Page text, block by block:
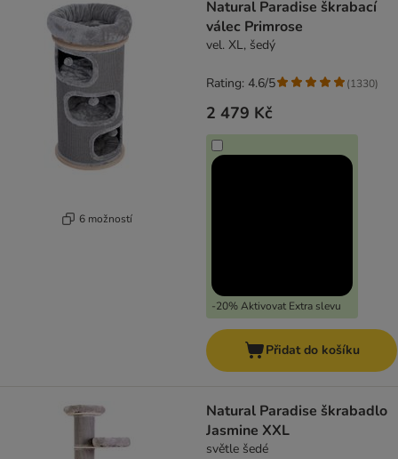
6 možností
Natural Paradise škrabací
válec Primrose
vel. XL, šedý
2 479 Kč
-20% Aktivovat Extra slevu
Rating: 4.6/5 (1330)
Přidat do košíku
Natural Paradise škrabadlo
Jasmine XXL
světle šedé